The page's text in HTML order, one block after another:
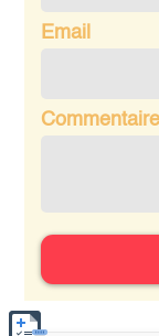
Email
Commentaire